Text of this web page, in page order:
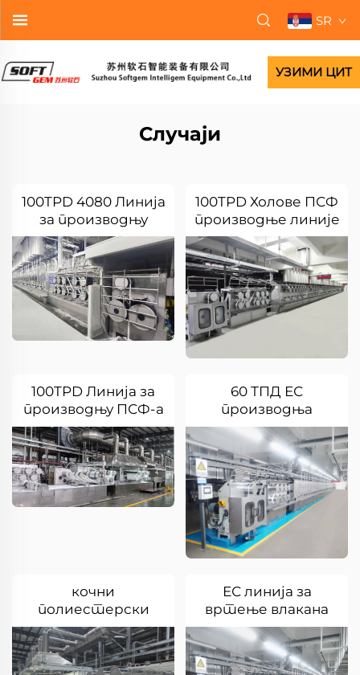
SR
УЗИМИ ЦИТ
Случаји
100TPD 4080 Линија
за производњу
нискотапланих
стрепл фибра
100TPD Холове ПСФ
производње линије
100TPD Линија за
производњу ПСФ-а
високе чврстоће
60 ТПД ЕС
производња
влакана
кочни
полиестерски
тракац за цртање
стапел фибра
ЕС линија за
вртење влакана